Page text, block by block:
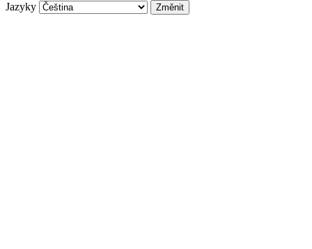
Jazyky